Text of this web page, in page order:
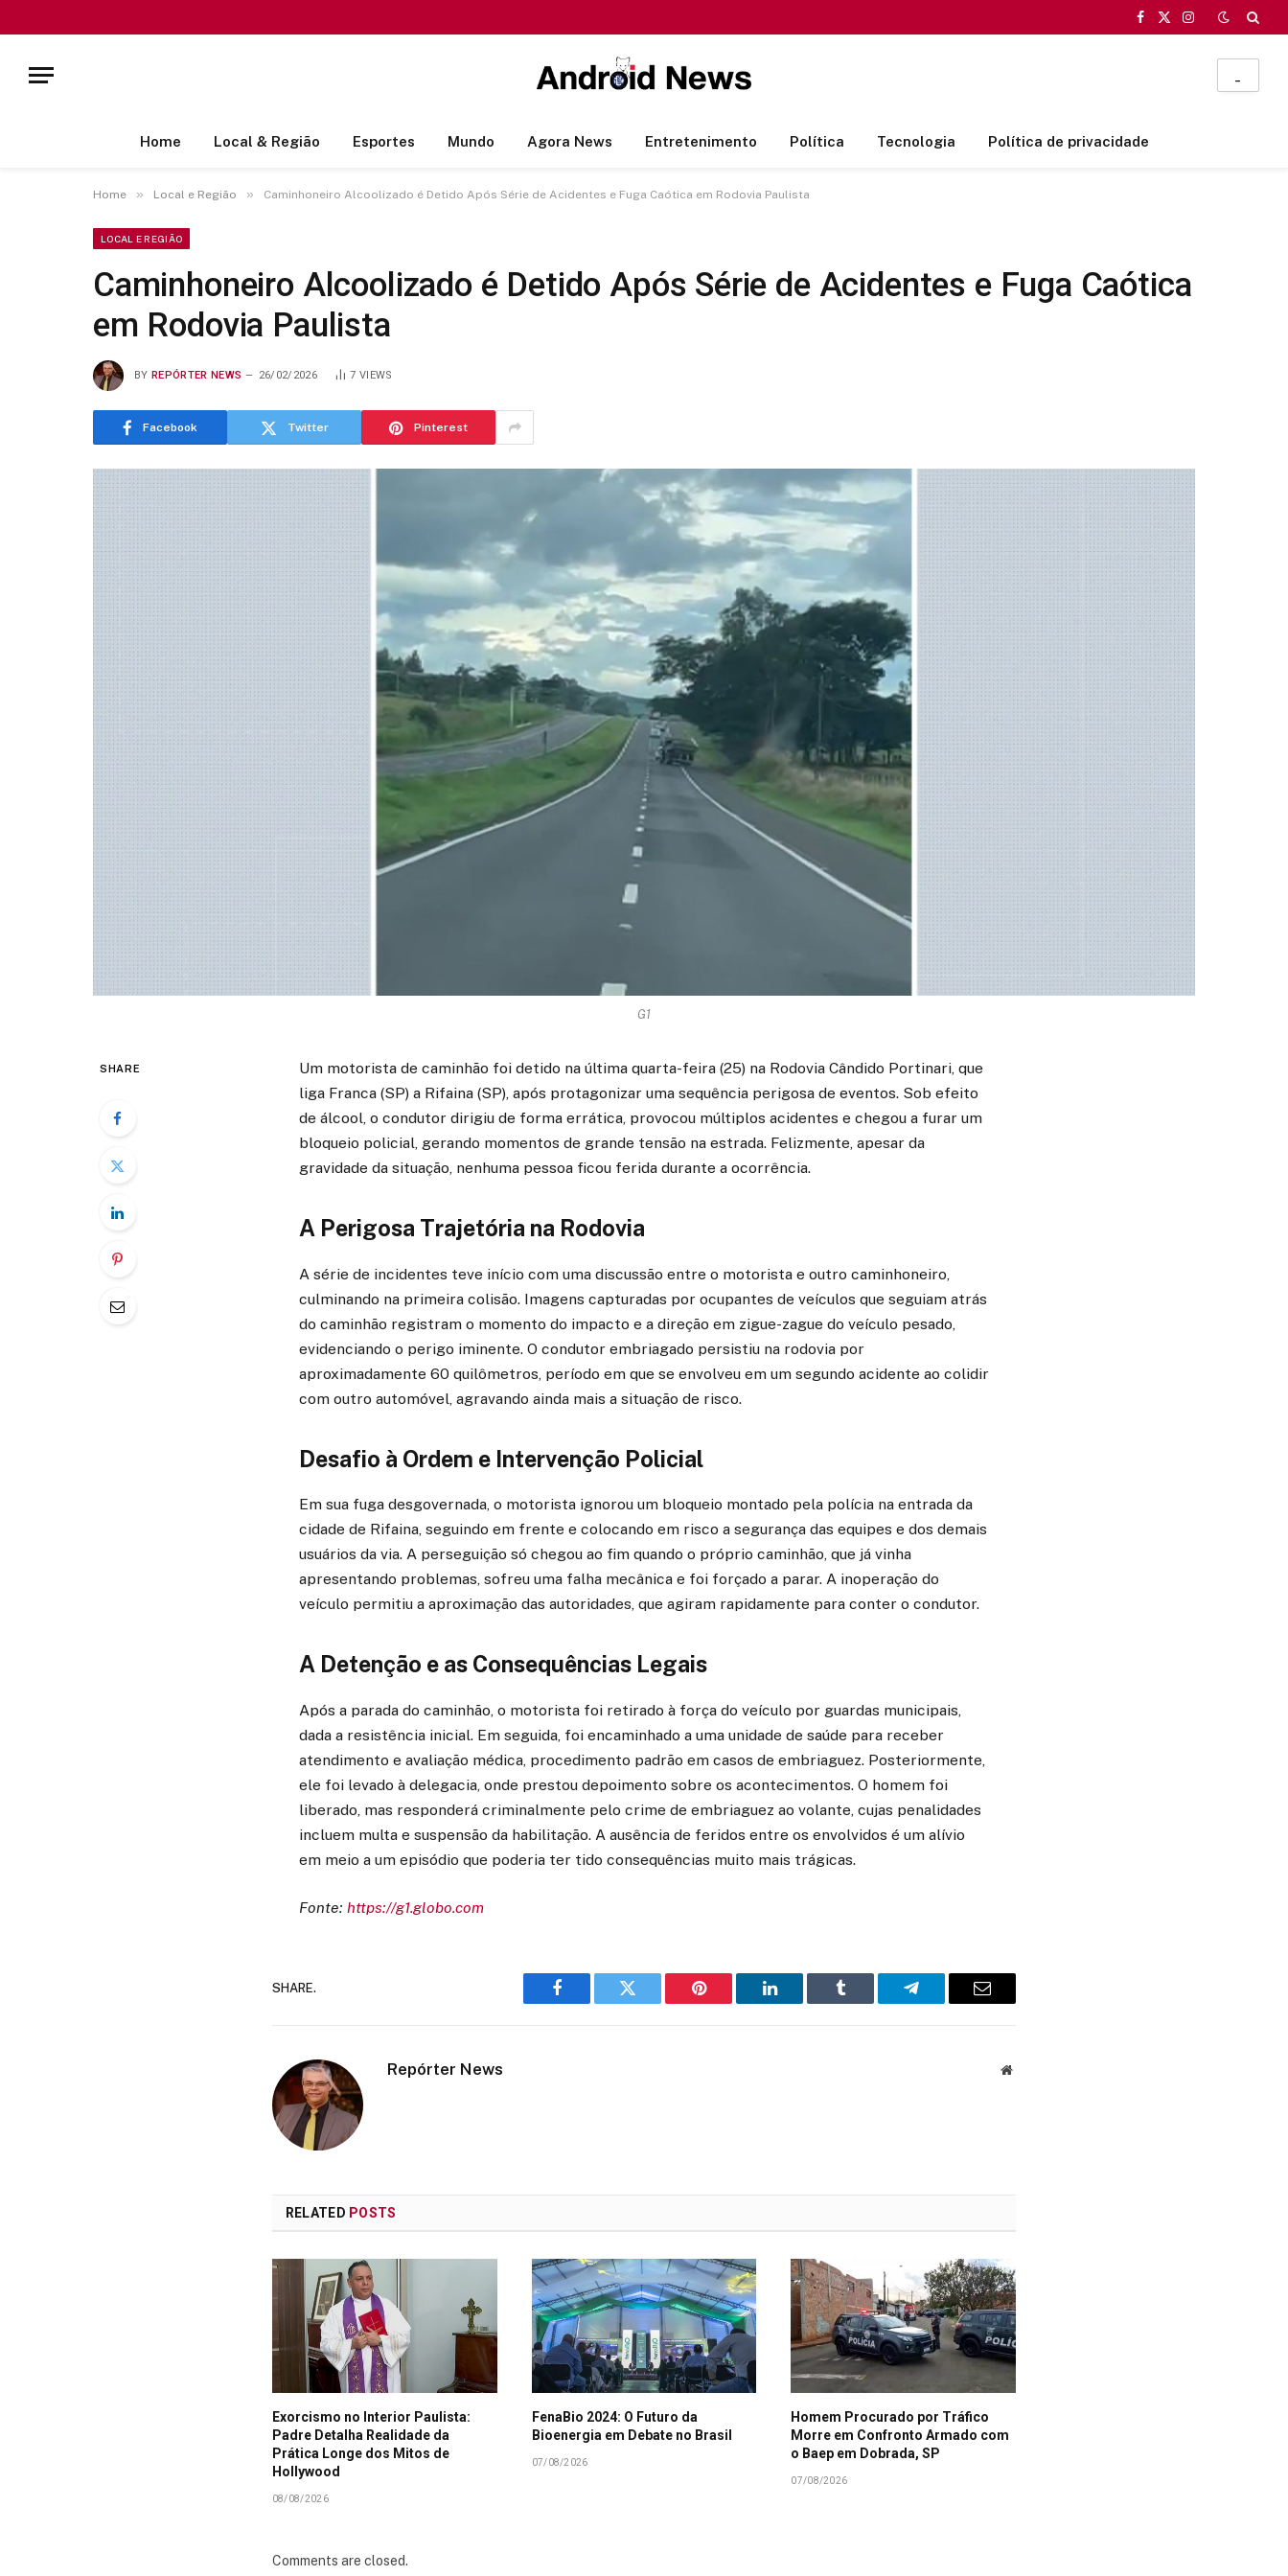
Facebook
X
Instagram
Home Local & Região Esportes Mundo Agora News Entretenimento Política Tecnologia Política de privacidade
Home » Local e Região » Caminhoneiro Alcoolizado é Detido Após Série de Acidentes e Fuga Caótica em Rodovia Paulista
LOCAL E REGIÃO
Caminhoneiro Alcoolizado é Detido Após Série de Acidentes e Fuga Caótica
em Rodovia Paulista
BY REPÓRTER NEWS 26/02/2026 7 VIEWS
Facebook Twitter Pinterest
G1
SHARE
Um motorista de caminhão foi detido na última quarta-feira (25) na Rodovia Cândido Portinari, que
liga Franca (SP) a Rifaina (SP), após protagonizar uma sequência perigosa de eventos. Sob efeito
de álcool, o condutor dirigiu de forma errática, provocou múltiplos acidentes e chegou a furar um
bloqueio policial, gerando momentos de grande tensão na estrada. Felizmente, apesar da
gravidade da situação, nenhuma pessoa ficou ferida durante a ocorrência.
A Perigosa Trajetória na Rodovia
A série de incidentes teve início com uma discussão entre o motorista e outro caminhoneiro,
culminando na primeira colisão. Imagens capturadas por ocupantes de veículos que seguiam atrás
do caminhão registram o momento do impacto e a direção em zigue-zague do veículo pesado,
evidenciando o perigo iminente. O condutor embriagado persistiu na rodovia por
aproximadamente 60 quilômetros, período em que se envolveu em um segundo acidente ao colidir
com outro automóvel, agravando ainda mais a situação de risco.
Desafio à Ordem e Intervenção Policial
Em sua fuga desgovernada, o motorista ignorou um bloqueio montado pela polícia na entrada da
cidade de Rifaina, seguindo em frente e colocando em risco a segurança das equipes e dos demais
usuários da via. A perseguição só chegou ao fim quando o próprio caminhão, que já vinha
apresentando problemas, sofreu uma falha mecânica e foi forçado a parar. A inoperação do
veículo permitiu a aproximação das autoridades, que agiram rapidamente para conter o condutor.
A Detenção e as Consequências Legais
Após a parada do caminhão, o motorista foi retirado à força do veículo por guardas municipais,
dada a resistência inicial. Em seguida, foi encaminhado a uma unidade de saúde para receber
atendimento e avaliação médica, procedimento padrão em casos de embriaguez. Posteriormente,
ele foi levado à delegacia, onde prestou depoimento sobre os acontecimentos. O homem foi
liberado, mas responderá criminalmente pelo crime de embriaguez ao volante, cujas penalidades
incluem multa e suspensão da habilitação. A ausência de feridos entre os envolvidos é um alívio
em meio a um episódio que poderia ter tido consequências muito mais trágicas.
Fonte: https://g1.globo.com
SHARE.
Facebook Twitter Pinterest LinkedIn Tumblr Telegram Email
Repórter News Website
RELATED POSTS
Exorcismo no Interior Paulista:
Padre Detalha Realidade da
Prática Longe dos Mitos de
Hollywood
08/08/2026
FenaBio 2024: O Futuro da
Bioenergia em Debate no Brasil
07/08/2026
Homem Procurado por Tráfico
Morre em Confronto Armado com
o Baep em Dobrada, SP
07/08/2026
Comments are closed.